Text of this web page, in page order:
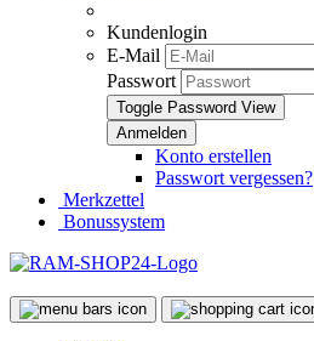
Kundenlogin
E-Mail
Passwort
Toggle Password View
Konto erstellen
Passwort vergessen?
Merkzettel
Bonussystem